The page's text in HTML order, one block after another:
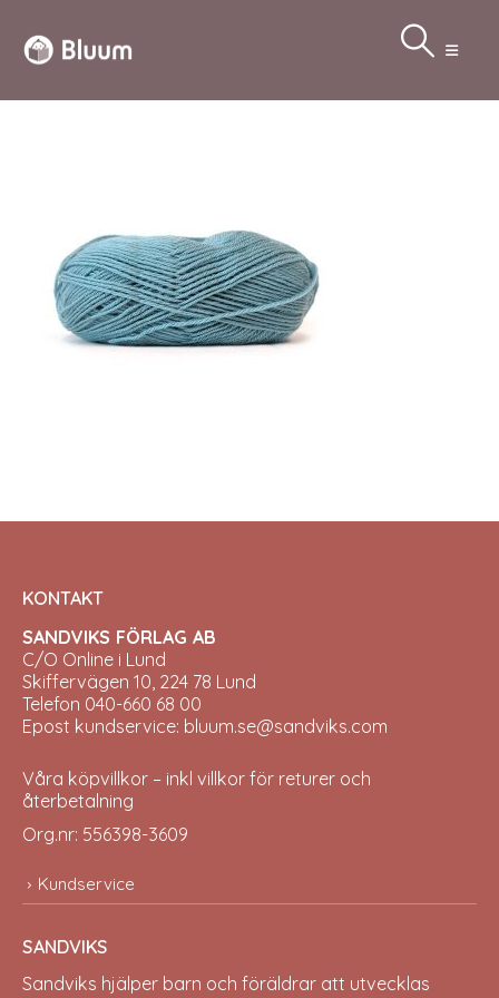
KONTAKT
SANDVIKS FÖRLAG AB
C/O Online i Lund
Skiffervägen 10, 224 78 Lund
Telefon 040-660 68 00
Epost kundservice: bluum.se@sandviks.com
Våra köpvillkor – inkl villkor för returer och
återbetalning
Org.nr: 556398-3609
Kundservice
SANDVIKS
Sandviks hjälper barn och föräldrar att utvecklas